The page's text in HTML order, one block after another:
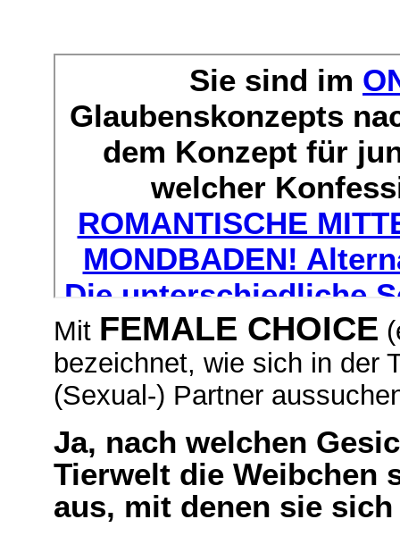
Mit FEMALE CHOICE
bezeichnet, wie sich in der
(Sexual-) Partner
Ja, nach welchen
Tierwelt die Weibchen
aus, mit denen sie